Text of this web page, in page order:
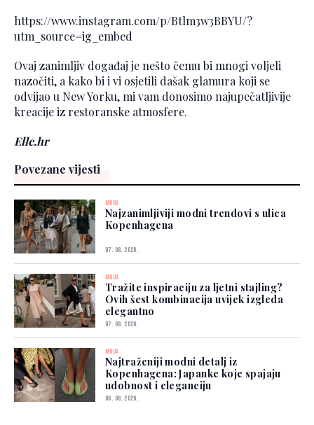
https://www.instagram.com/p/Btlm3w3BBYU/?
utm_source=ig_embed
Ovaj zanimljiv događaj je nešto čemu bi mnogi voljeli
nazočiti, a kako bi i vi osjetili dašak glamura koji se
odvijao u New Yorku, mi vam donosimo najupečatljivije
kreacije iz restoranske atmosfere.
Elle.hr
Povezane vijesti
MODA
Najzanimljiviji modni trendovi s ulica
Kopenhagena
07. 08. 2026.
MODA
Tražite inspiraciju za ljetni stajling?
Ovih šest kombinacija uvijek izgleda
elegantno
07. 08. 2026.
MODA
Najtraženiji modni detalj iz
Kopenhagena: Japanke koje spajaju
udobnost i eleganciju
06. 08. 2026.